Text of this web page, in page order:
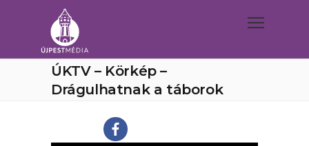
ÚKTV – Körkép –
Drágulhatnak a táborok